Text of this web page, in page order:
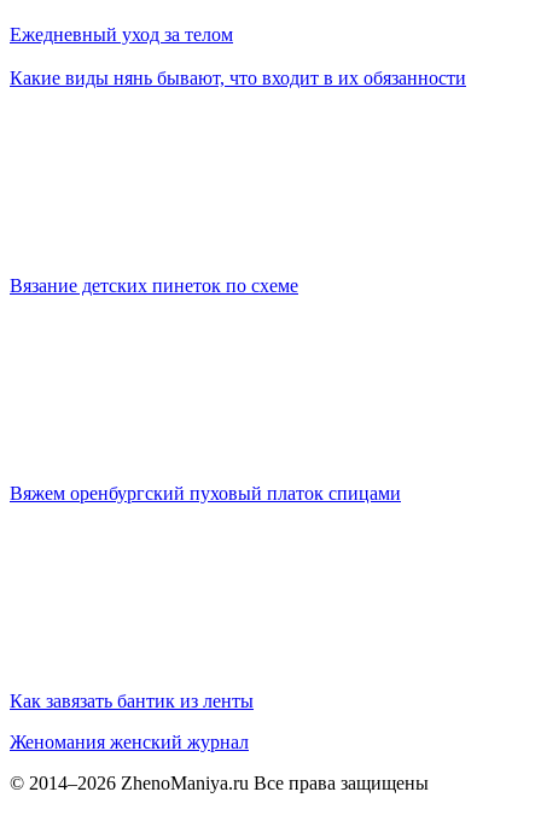
Ежедневный уход за телом
Какие виды нянь бывают, что входит в их обязанности
Вязание детских пинеток по схеме
Вяжем оренбургский пуховый платок спицами
Как завязать бантик из ленты
Женомания женский журнал
© 2014–2026 ZhenoManiya.ru Все права защищены